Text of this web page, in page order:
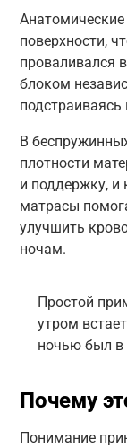
поверхности,
проваливался
блоком
подстраиваясь
В
плотности
и поддержку, и
матрасы
улучшить
ночам.
Простой
утром
ночью был в
Почему
Понимание